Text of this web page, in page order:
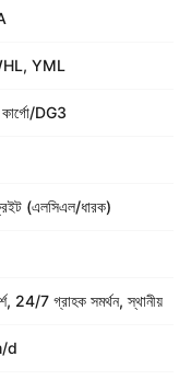
YML
কার্গো/DG3
(এলসিএল/ধারক)
24/7 গ্রাহক সমর্থন, স্থানীয়
d